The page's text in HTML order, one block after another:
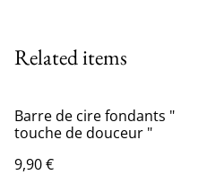
Related items
Barre de cire fondants "
touche de douceur "
9,90 €